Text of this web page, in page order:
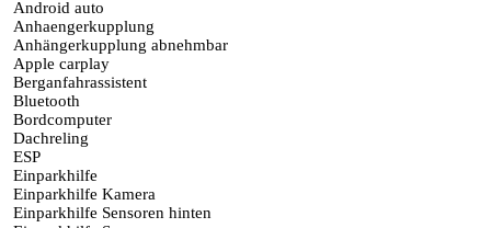
Android auto
Anhaengerkupplung
Anhängerkupplung abnehmbar
Apple carplay
Berganfahrassistent
Bluetooth
Bordcomputer
Dachreling
ESP
Einparkhilfe
Einparkhilfe Kamera
Einparkhilfe Sensoren hinten